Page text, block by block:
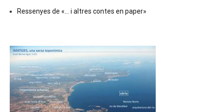
Ressenyes de «… i altres contes en paper»